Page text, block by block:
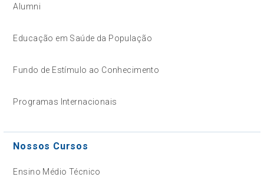
Alumni
Educação em Saúde da População
Fundo de Estímulo ao Conhecimento
Programas Internacionais
Nossos Cursos
Ensino Médio Técnico